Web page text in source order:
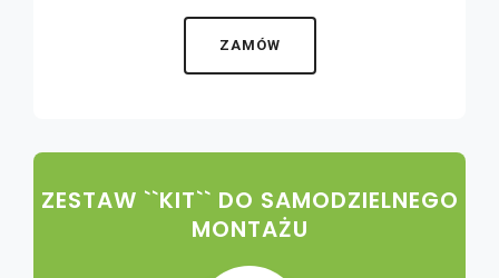
ZAMÓW
ZESTAW ``KIT`` DO SAMODZIELNEGO
MONTAŻU